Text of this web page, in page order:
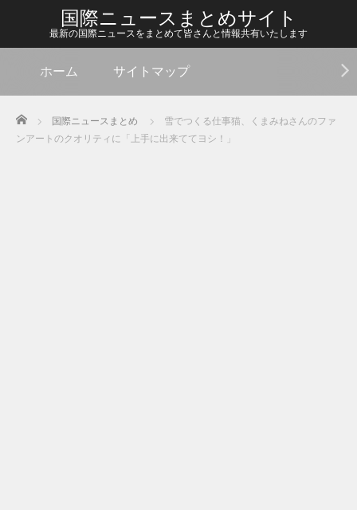
国際ニュースまとめサイト
最新の国際ニュースをまとめて皆さんと情報共有いたします
ホーム サイトマップ
Home 国際ニュースまとめ
雪でつくる仕事猫、くまみねさんのファ
ンアートのクオリティに「上手に出来ててヨシ！」